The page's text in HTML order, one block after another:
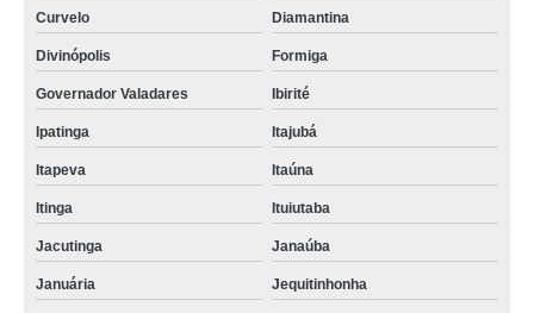
Curvelo Diamantina
Divinópolis Formiga
Governador Valadares Ibirité
Ipatinga Itajubá
Itapeva Itaúna
Itinga Ituiutaba
Jacutinga Janaúba
Januária Jequitinhonha